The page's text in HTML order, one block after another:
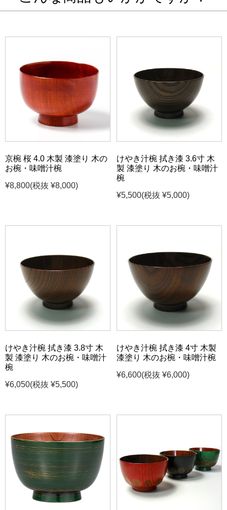
京椀 桜 4.0 木製 漆塗り 木の
お椀・味噌汁椀
¥8,800(税抜 ¥8,000)
けやき汁椀 拭き漆 3.6寸 木
製 漆塗り 木のお椀・味噌汁
椀
¥5,500(税抜 ¥5,000)
けやき汁椀 拭き漆 3.8寸 木
製 漆塗り 木のお椀・味噌汁
椀
¥6,050(税抜 ¥5,500)
けやき汁椀 拭き漆 4寸 木製
漆塗り 木のお椀・味噌汁椀
¥6,600(税抜 ¥6,000)